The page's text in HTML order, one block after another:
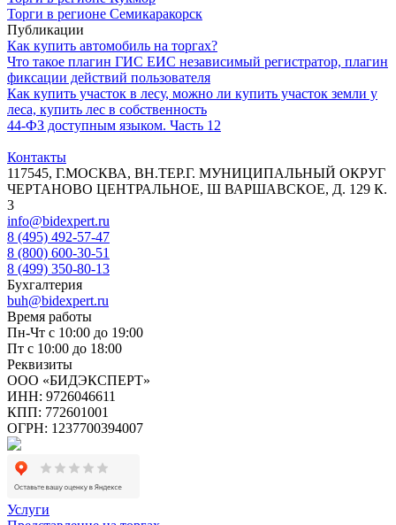
Торги в регионе Семикаракорск
Публикации
Как купить автомобиль на торгах?
Что такое плагин ГИС ЕИС независимый регистратор, плагин
фиксации действий пользователя
Как купить участок в лесу, можно ли купить участок земли у
леса, купить лес в собственность
44‑ФЗ доступным языком. Часть 12
Контакты
117545, Г.МОСКВА, ВН.ТЕР.Г. МУНИЦИПАЛЬНЫЙ ОКРУГ
ЧЕРТАНОВО ЦЕНТРАЛЬНОЕ, Ш ВАРШАВСКОЕ, Д. 129 К.
3
info@bidexpert.ru
8 (495) 492-57-47
8 (800) 600-30-51
8 (499) 350-80-13
Бухгалтерия
buh@bidexpert.ru
Время работы
Пн-Чт с 10:00 до 19:00
Пт с 10:00 до 18:00
Реквизиты
ООО «БИДЭКСПЕРТ»
ИНН: 9726046611
КПП: 772601001
ОГРН: 1237700394007
Услуги